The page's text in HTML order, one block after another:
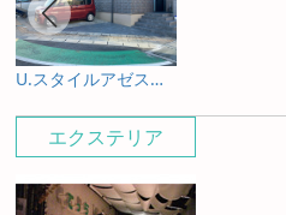
エクステリア
U.スタイルアゼスト プレミアムタイプ